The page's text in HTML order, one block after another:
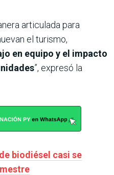
articulada para
el turismo,
en equipo y el impacto
”, expresó la
biodiésel casi se